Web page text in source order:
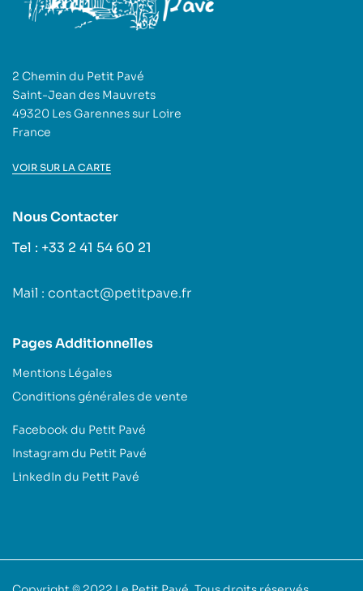
2 Chemin du Petit Pavé
Saint-Jean des Mauvrets
49320 Les Garennes sur Loire
France
VOIR SUR LA CARTE
Nous Contacter
Tel : +33 2 41 54 60 21
Mail : contact@petitpave.fr
Pages Additionnelles
Mentions Légales
Conditions générales de vente
Facebook du Petit Pavé
Instagram du Petit Pavé
LinkedIn du Petit Pavé